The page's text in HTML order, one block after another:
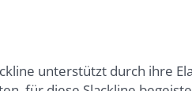
unterstützt durch ihre